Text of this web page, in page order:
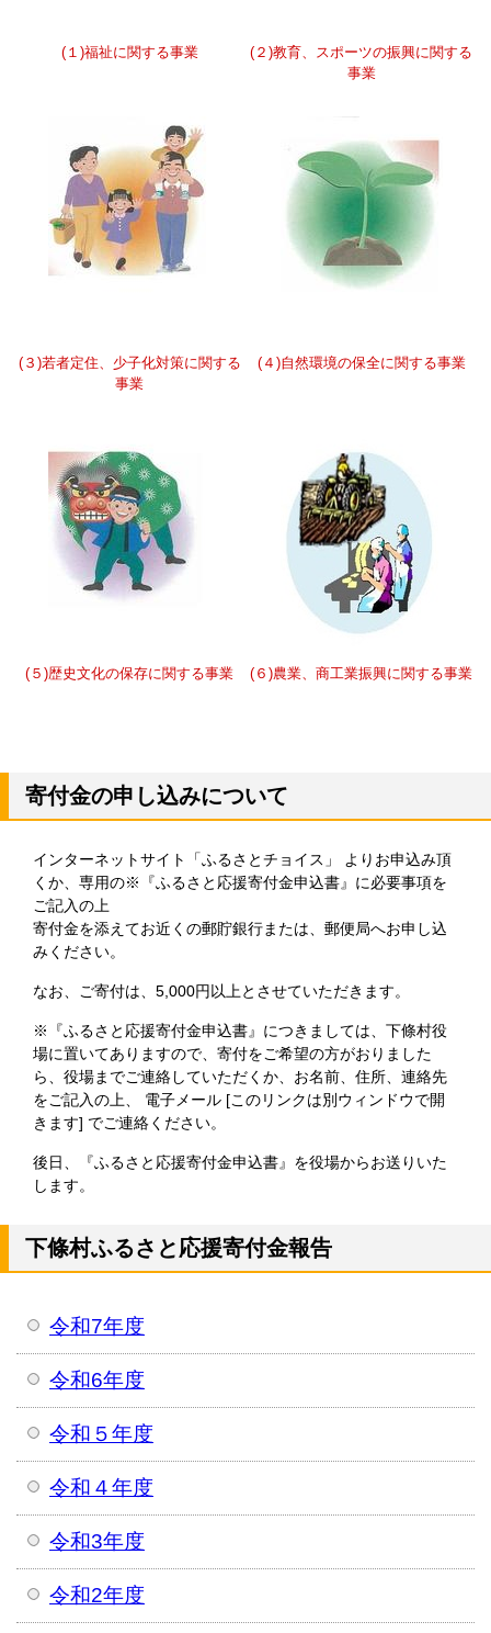
(１)福祉に関する事業
(２)教育、スポーツの振興に関する
事業
(３)若者定住、少子化対策に関する
事業
(４)自然環境の保全に関する事業
(５)歴史文化の保存に関する事業 (６)農業、商工業振興に関する事業
寄付金の申し込みについて
インターネットサイト「ふるさとチョイス」 よりお申込み頂
くか、専用の※『ふるさと応援寄付金申込書』に必要事項を
ご記入の上
寄付金を添えてお近くの郵貯銀行または、郵便局へお申し込
みください。
なお、ご寄付は、5,000円以上とさせていただきます。
※『ふるさと応援寄付金申込書』につきましては、下條村役
場に置いてありますので、寄付をご希望の方がおりました
ら、役場までご連絡していただくか、お名前、住所、連絡先
をご記入の上、 電子メール [このリンクは別ウィンドウで開
きます] でご連絡ください。
後日、『ふるさと応援寄付金申込書』を役場からお送りいた
します。
下條村ふるさと応援寄付金報告
令和7年度
令和6年度
令和５年度
令和４年度
令和3年度
令和2年度